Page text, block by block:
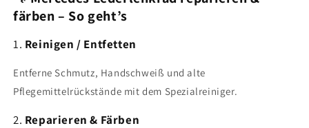
färben – So geht’s
1. Reinigen / Entfetten
Entferne Schmutz, Handschweiß und alte
Pflegemittelrückstände mit dem Spezialreiniger.
2. Reparieren & Färben